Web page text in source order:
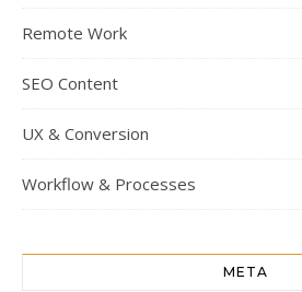
Remote Work
SEO Content
UX & Conversion
Workflow & Processes
META